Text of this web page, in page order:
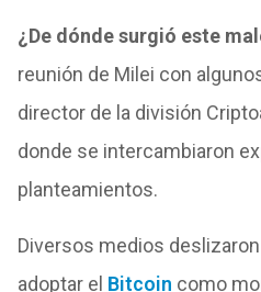
¿De dónde surgió este
reunión de Milei con
director de la división
donde se intercambiaron
planteamientos.
Diversos medios
adoptar el Bitcoin como